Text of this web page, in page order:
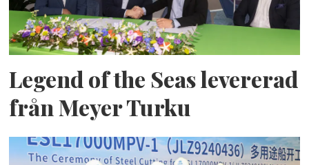
Legend of the Seas levererad
från Meyer Turku